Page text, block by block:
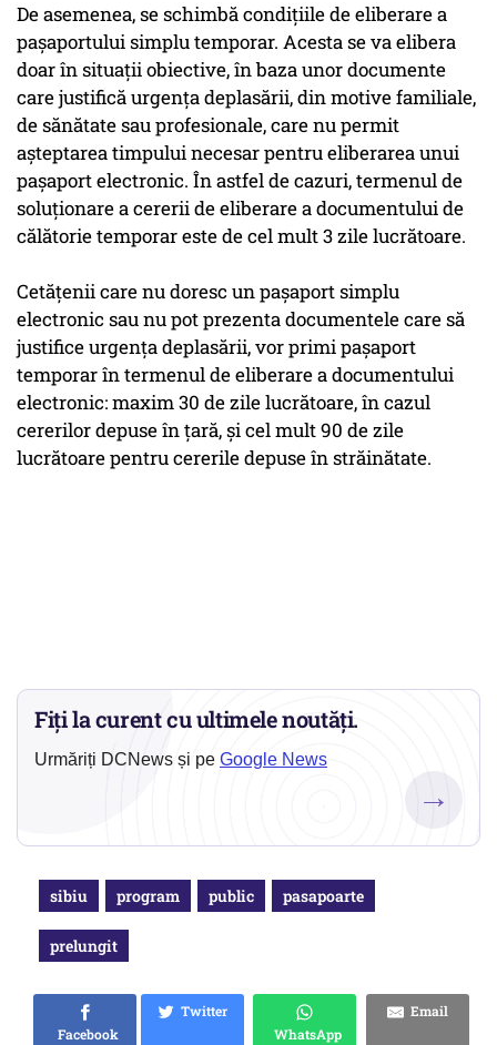
De asemenea, se schimbă condiţiile de eliberare a
paşaportului simplu temporar. Acesta se va elibera
doar în situaţii obiective, în baza unor documente
care justifică urgenţa deplasării, din motive familiale,
de sănătate sau profesionale, care nu permit
aşteptarea timpului necesar pentru eliberarea unui
paşaport electronic. În astfel de cazuri, termenul de
soluţionare a cererii de eliberare a documentului de
călătorie temporar este de cel mult 3 zile lucrătoare.
Cetăţenii care nu doresc un paşaport simplu
electronic sau nu pot prezenta documentele care să
justifice urgenţa deplasării, vor primi paşaport
temporar în termenul de eliberare a documentului
electronic: maxim 30 de zile lucrătoare, în cazul
cererilor depuse în ţară, şi cel mult 90 de zile
lucrătoare pentru cererile depuse în străinătate.
Fiți la curent cu ultimele noutăți.
Urmăriți DCNews și pe Google News
→
sibiu program public pasapoarte
prelungit
Facebook
Twitter
WhatsApp
Email